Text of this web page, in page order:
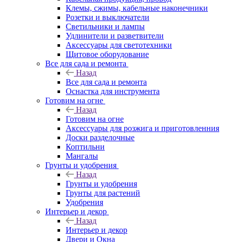
Клемы, сжимы, кабельные наконечники
Розетки и выключатели
Светильники и лампы
Удлинители и разветвители
Аксессуары для светотехники
Щитовое оборудование
Все для сада и ремонта
Назад
Все для сада и ремонта
Оснастка для инструмента
Готовим на огне
Назад
Готовим на огне
Аксессуары для розжига и приготовленния
Доски разделочные
Коптильни
Мангалы
Грунты и удобрения
Назад
Грунты и удобрения
Грунты для растений
Удобрения
Интерьер и декор
Назад
Интерьер и декор
Двери и Окна